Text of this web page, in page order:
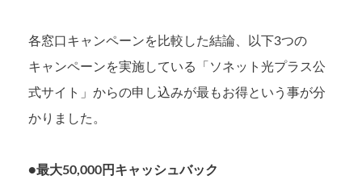
各窓口キャンペーンを比較した結論、以下3つの
キャンペーンを実施している「ソネット光プラス公
式サイト」からの申し込みが最もお得という事が分
かりました。
●最大50,000円キャッシュバック